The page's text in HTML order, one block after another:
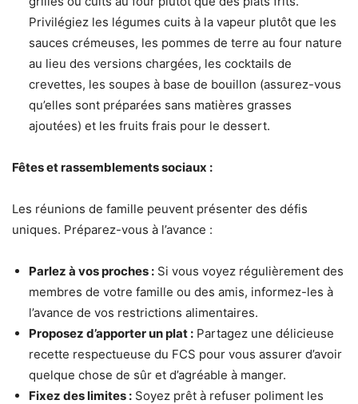
Privilégiez les légumes cuits à la vapeur plutôt que les
sauces crémeuses, les pommes de terre au four nature
au lieu des versions chargées, les cocktails de
crevettes, les soupes à base de bouillon (assurez-vous
qu’elles sont préparées sans matières grasses
ajoutées) et les fruits frais pour le dessert.
Fêtes et rassemblements sociaux :
Les réunions de famille peuvent présenter des défis
uniques. Préparez-vous à l’avance :
Parlez à vos proches : Si vous voyez régulièrement des
membres de votre famille ou des amis, informez-les à
l’avance de vos restrictions alimentaires.
Proposez d’apporter un plat : Partagez une délicieuse
recette respectueuse du FCS pour vous assurer d’avoir
quelque chose de sûr et d’agréable à manger.
Fixez des limites : Soyez prêt à refuser poliment les